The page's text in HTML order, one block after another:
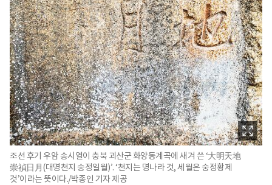
조선 후기 우암 송시열이 충북 괴산군 화양동계곡에 새겨 쓴 ‘大明天地
崇禎日月(대명천지 숭정일월)’. ‘천지는 명나라 것, 세월은 숭정황제
것’이라는 뜻이다./박종인 기자 제공